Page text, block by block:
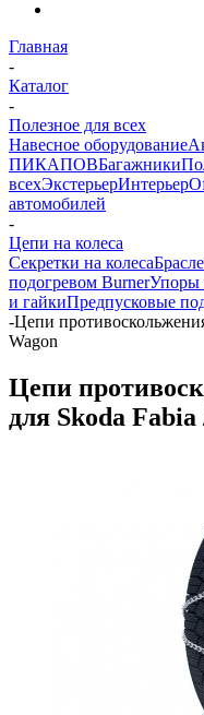
Главная
-
Каталог
-
Полезное для всех
Навесное оборудование
ПИКАПОВБагажники
всехЭкстерьерИнтерьер
автомобилей
-
Цепи на колеса
Секретки на колеса
подогревом BurnerУпоры
и гайкиПредпусковые
-Цепи
Wagon
Цепи
для Skoda